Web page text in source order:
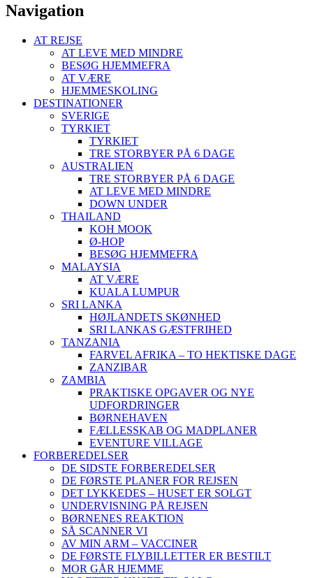
Navigation
AT REJSE
AT LEVE MED MINDRE
BESØG HJEMMEFRA
AT VÆRE
HJEMMESKOLING
DESTINATIONER
SVERIGE
TYRKIET
TYRKIET
TRE STORBYER PÅ 6 DAGE
AUSTRALIEN
TRE STORBYER PÅ 6 DAGE
AT LEVE MED MINDRE
DOWN UNDER
THAILAND
KOH MOOK
Ø-HOP
BESØG HJEMMEFRA
MALAYSIA
AT VÆRE
KUALA LUMPUR
SRI LANKA
HØJLANDETS SKØNHED
SRI LANKAS GÆSTFRIHED
TANZANIA
FARVEL AFRIKA – TO HEKTISKE DAGE
ZANZIBAR
ZAMBIA
PRAKTISKE OPGAVER OG NYE
UDFORDRINGER
BØRNEHAVEN
FÆLLESSKAB OG MADPLANER
EVENTURE VILLAGE
FORBEREDELSER
DE SIDSTE FORBEREDELSER
DE FØRSTE PLANER FOR REJSEN
DET LYKKEDES – HUSET ER SOLGT
UNDERVISNING PÅ REJSEN
BØRNENES REAKTION
SÅ SCANNER VI
AV MIN ARM – VACCINER
DE FØRSTE FLYBILLETTER ER BESTILT
MOR GÅR HJEMME